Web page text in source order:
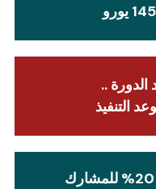
..
التنفيذ